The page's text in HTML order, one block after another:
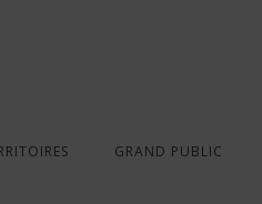
GRAND PUBLIC